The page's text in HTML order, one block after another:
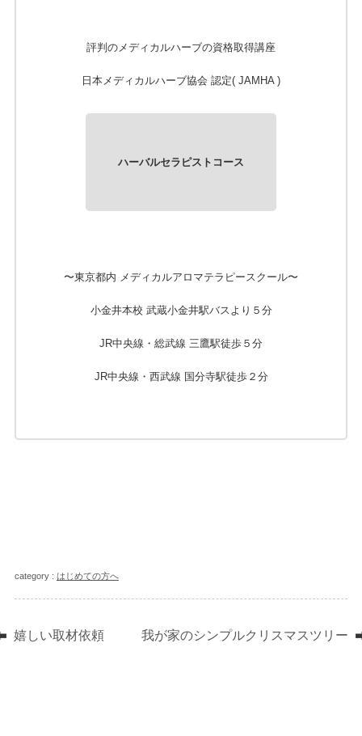
評判のメディカルハーブの資格取得講座
日本メディカルハーブ協会 認定( JAMHA )
ハーバルセラピストコース
〜東京都内 メディカルアロマテラピースクール〜
小金井本校 武蔵小金井駅バスより５分
JR中央線・総武線 三鷹駅徒歩５分
JR中央線・西武線 国分寺駅徒歩２分
category : はじめての方へ
嬉しい取材依頼 我が家のシンプルクリスマスツリー